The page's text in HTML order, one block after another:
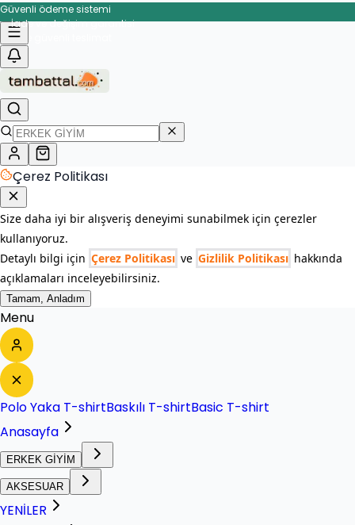
Güvenli ödeme sistemi
İade ve değişim garantisi
Çerez Politikası
Size daha iyi bir alışveriş deneyimi sunabilmek için çerezler
kullanıyoruz.
Detaylı bilgi için Çerez Politikası ve Gizlilik Politikası hakkında
açıklamaları inceleyebilirsiniz.
Tamam, Anladım
Menu
Polo Yaka T-shirtBaskılı T-shirtBasic T-shirt
Anasayfa
ERKEK GİYİM
AKSESUAR
YENİLER